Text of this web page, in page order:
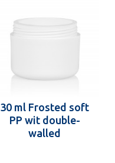
30 ml Frosted soft
PP wit double-
walled